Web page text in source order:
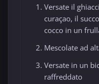
Versate il
curaçao, il
cocco in un
Mescolate ad
Versate in un
raffreddato